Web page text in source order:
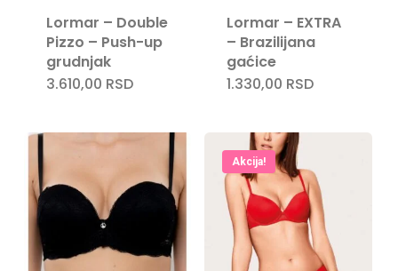
Lormar – Double
Pizzo – Push-up
grudnjak
3.610,00 RSD
Lormar – EXTRA
– Brazilijana
gaćice
1.330,00 RSD
Akcija!